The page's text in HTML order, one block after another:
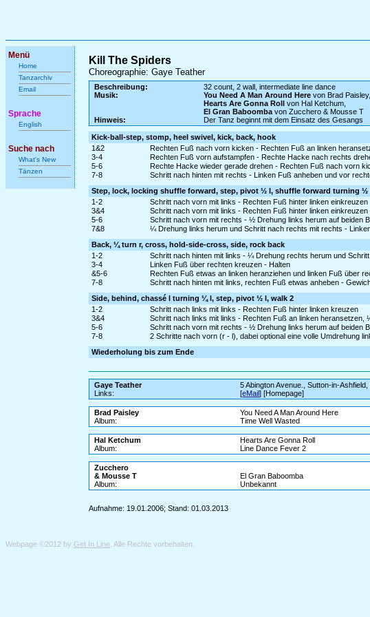
Menü
Home
Tanzarchiv
Email
Sprache
English
Suche nach
What's New
Tänzen
Kill The Spiders
Choreographie: Gaye Teather
Beschreibung:
32 count, 2 wall, intermediate line dance
Musik:
You Need A Man Around Here von Brad Paisley,
Hearts Are Gonna Roll von Hal Ketchum,
El Gran Baboomba von Zucchero & Mousse T
Hinweis:
Der Tanz beginnt mit dem Einsatz des Gesangs
Kick-ball-step, stomp, heel swivel, kick, back, hook
1&2
Rechten Fuß nach vorn kicken - Rechten Fuß an linken
3-4
Rechten Fuß vorn aufstampfen - Rechte Hacke nach rechts
5-6
Rechte Hacke wieder gerade drehen - Rechten Fuß nach vorn
7-8
Schritt nach hinten mit rechts - Linken Fuß anheben und vor
Step, lock, locking shuffle forward, step, pivot ½ l, shuffle forward turning ½
1-2
Schritt nach vorn mit links - Rechten Fuß hinter linken einkreuzen
3&4
Schritt nach vorn mit links - Rechten Fuß hinter linken
5-6
Schritt nach vorn mit rechts - ½ Drehung links herum auf beiden
7&8
¼ Drehung links herum und Schritt nach rechts mit rechts -
Back, ¼ turn r, cross, hold-side-cross, side, rock back
1-2
Schritt nach hinten mit links - ¼ Drehung rechts herum und
3-4
Linken Fuß über rechten kreuzen - Halten
&5-6
Rechten Fuß etwas an linken heranziehen und linken Fuß über
7-8
Schritt nach hinten mit links, rechten Fuß etwas anheben -
Side, behind, chassé l turning ¼ l, step, pivot ½ l, walk 2
1-2
Schritt nach links mit links - Rechten Fuß hinter linken kreuzen
3&4
Schritt nach links mit links - Rechten Fuß an linken
5-6
Schritt nach vorn mit rechts - ½ Drehung links herum auf beiden
7-8
2 Schritte nach vorn (r - l), dabei optional eine volle Umdrehung
Wiederholung bis zum Ende
Gaye Teather 5 Abington Avenue., Sutton-in-
Links:
[eMail] [Homepage]
Brad Paisley
You Need A Man Around Here
Album:
Time Well Wasted
Hal Ketchum
Hearts Are Gonna Roll
Album:
Line Dance Fever 2
Zucchero
& Mousse T
El Gran Baboomba
Album:
Unbekannt
Aufnahme: 19.01.2006; Stand: 01.03.2013
Webpage ©2012 by Get In Line . Alle Rechte vorbehalten.